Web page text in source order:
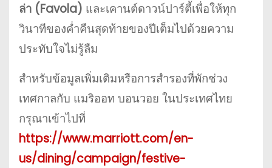
ล่า (Favola) และเคานต์ดาวน์ปาร์ตี้เพื่อให้ทุก
วินาทีของค่ำคืนสุดท้ายของปีเต็มไปด้วยความ
ประทับใจไม่รู้ลืม
สำหรับข้อมูลเพิ่มเติมหรือการสำรองที่พักช่วง
เทศกาลกับ แมริออท บอนวอย ในประเทศไทย
กรุณาเข้าไปที่
https://www.marriott.com/en-
us/dining/campaign/festive-